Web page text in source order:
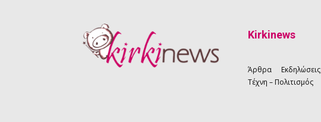
Kirkinews
Άρθρα Εκδηλώσεις
Τέχνη – Πολιτισμός